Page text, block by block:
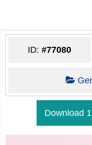
ID:#77080
Download